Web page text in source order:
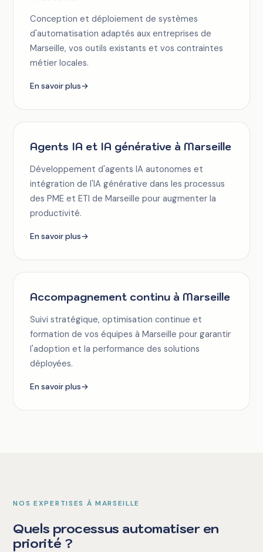
Conception et déploiement de systèmes
d'automatisation adaptés aux entreprises de
Marseille, vos outils existants et vos contraintes
métier locales.
En savoir plus→
Agents IA et IA générative à Marseille
Développement d'agents IA autonomes et
intégration de l'IA générative dans les processus
des PME et ETI de Marseille pour augmenter la
productivité.
En savoir plus→
Accompagnement continu à Marseille
Suivi stratégique, optimisation continue et
formation de vos équipes à Marseille pour garantir
l'adoption et la performance des solutions
déployées.
En savoir plus→
NOS EXPERTISES À MARSEILLE
Quels processus automatiser en
priorité ?